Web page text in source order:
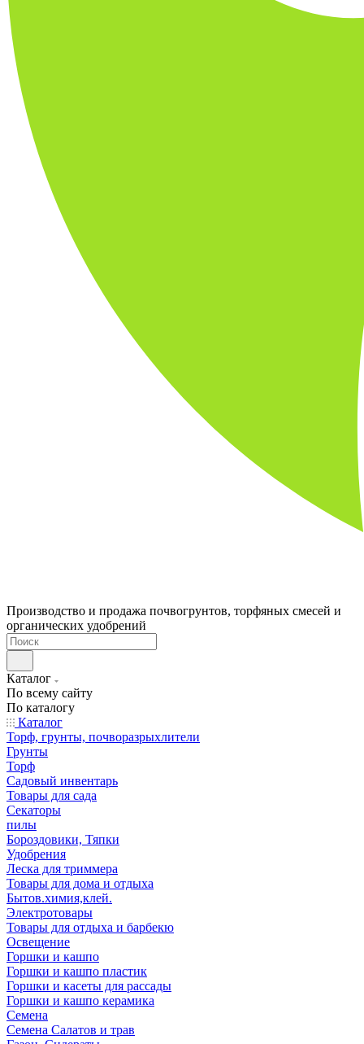
Производство и продажа почвогрунтов, торфяных смесей и
органических удобрений
Каталог
По всему сайту
По каталогу
Каталог
Торф, грунты, почворазрыхлители
Грунты
Торф
Садовый инвентарь
Товары для сада
Секаторы
пилы
Бороздовики, Тяпки
Удобрения
Леска для триммера
Товары для дома и отдыха
Бытов.химия,клей.
Электротовары
Товары для отдыха и барбекю
Освещение
Горшки и кашпо
Горшки и кашпо пластик
Горшки и касеты для рассады
Горшки и кашпо керамика
Семена
Семена Салатов и трав